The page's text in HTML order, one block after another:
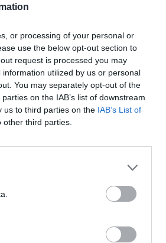
or processing of your personal or
use the below opt-out section to
request is processed you may
utilized by us or personal
You may separately opt-out of the
on the IAB’s list of downstream
us to third parties on the IAB’s List of
third parties.
με αποτέλεσμα
μουσικής στο
στα χέρια, με
μπουκάλια.